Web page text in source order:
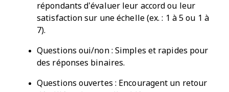
répondants d’évaluer leur accord ou leur
satisfaction sur une échelle (ex. : 1 à 5 ou 1 à
7).
Questions oui/non : Simples et rapides pour
des réponses binaires.
Questions ouvertes : Encouragent un retour